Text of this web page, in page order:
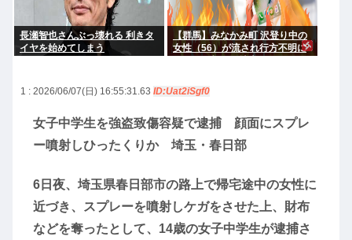
長瀬智也さんぶっ壊れる 利きタ
イヤを始めてしまう
【群馬】みなかみ町 沢登り中の
女性（56）が流され行方不明に
1 : 2026/06/07(日) 16:55:31.63 ID:Uat2iSgf0
女子中学生を強盗致傷容疑で逮捕 顔面にスプレ
ー噴射しひったくりか 埼玉・春日部
6日夜、埼玉県春日部市の路上で帰宅途中の女性に
近づき、スプレーを噴射しケガをさせた上、財布
などを奪ったとして、14歳の女子中学生が逮捕さ